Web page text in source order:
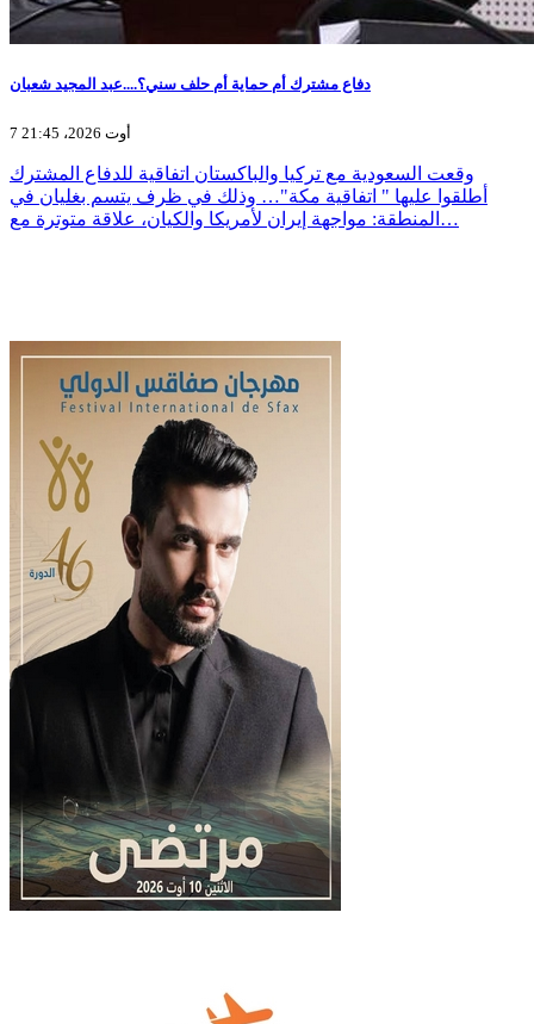
دفاع مشترك أم حماية أم حلف سني؟....عبد المجيد شعبان
7 أوت 2026، 21:45
وقعت السعودية مع تركيا والباكستان اتفاقية للدفاع المشترك
أطلقوا عليها " اتفاقية مكة"… وذلك في ظرف يتسم بغليان في
المنطقة: مواجهة إيران لأمريكا والكيان، علاقة متوترة مع…